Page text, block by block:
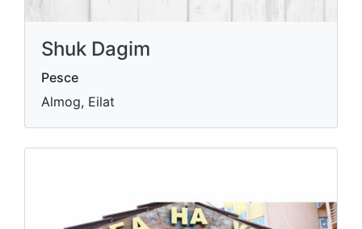
Shuk Dagim
Pesce
Almog, Eilat